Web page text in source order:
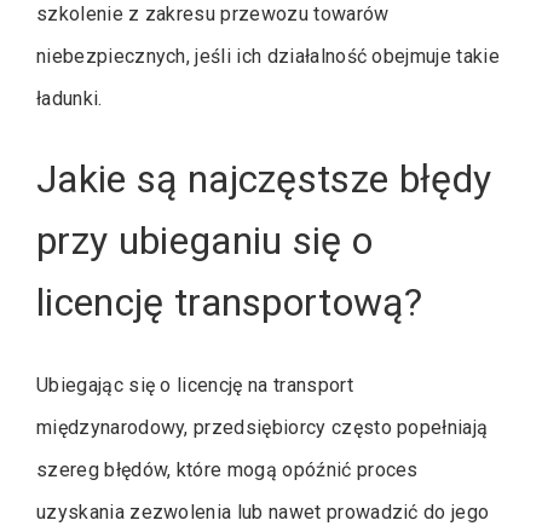
szkolenie z zakresu przewozu towarów
niebezpiecznych, jeśli ich działalność obejmuje takie
ładunki.
Jakie są najczęstsze błędy
przy ubieganiu się o
licencję transportową?
Ubiegając się o licencję na transport
międzynarodowy, przedsiębiorcy często popełniają
szereg błędów, które mogą opóźnić proces
uzyskania zezwolenia lub nawet prowadzić do jego